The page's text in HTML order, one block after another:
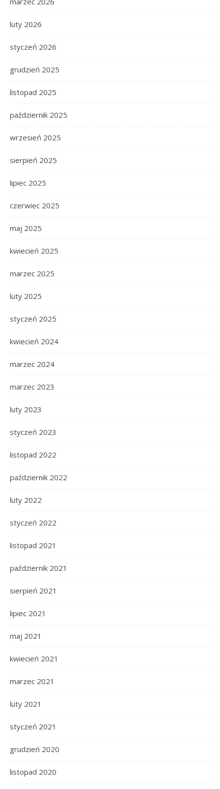
luty 2026
styczeń 2026
grudzień 2025
listopad 2025
październik 2025
wrzesień 2025
sierpień 2025
lipiec 2025
czerwiec 2025
maj 2025
kwiecień 2025
marzec 2025
luty 2025
styczeń 2025
kwiecień 2024
marzec 2024
marzec 2023
luty 2023
styczeń 2023
listopad 2022
październik 2022
luty 2022
styczeń 2022
listopad 2021
październik 2021
sierpień 2021
lipiec 2021
maj 2021
kwiecień 2021
marzec 2021
luty 2021
styczeń 2021
grudzień 2020
listopad 2020